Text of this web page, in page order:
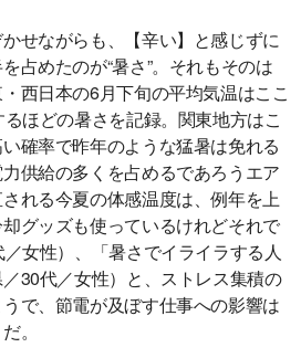
せながらも、【辛い】と感じずに
占めたのが“暑さ”。それもそのは
西日本の6月下旬の平均気温はここ
ほどの暑さを記録。関東地方はこ
確率で昨年のような猛暑は免れる
供給の多くを占めるであろうエア
れる今夏の体感温度は、例年を上
グッズも使っているけれどそれで
女性）、「暑さでイライラする人
30代／女性）と、ストレス集積の
で、節電が及ぼす仕事への影響は
。